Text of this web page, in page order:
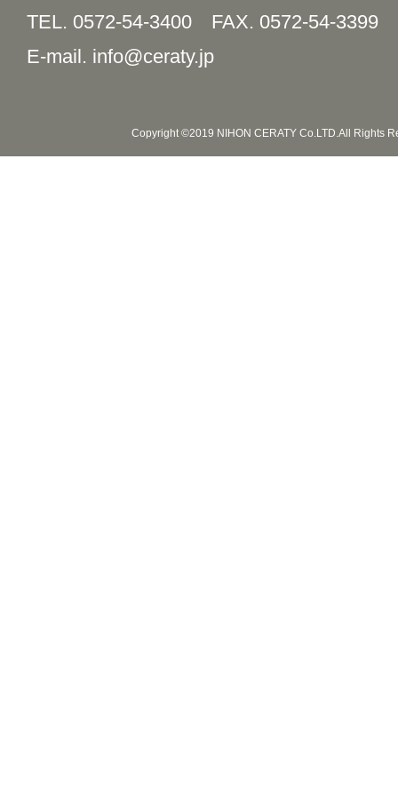
TEL. 0572-54-3400 FAX. 0572-54-3399
E-mail. info@ceraty.jp
Copyright ©2019 NIHON CERATY Co.LTD.All Rights